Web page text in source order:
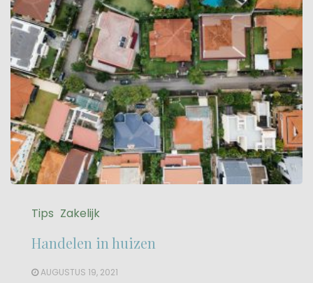
Tips Zakelijk
Handelen in huizen
AUGUSTUS 19, 2021